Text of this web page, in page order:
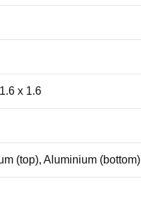
x 1.6
(top), Aluminium (bottom)